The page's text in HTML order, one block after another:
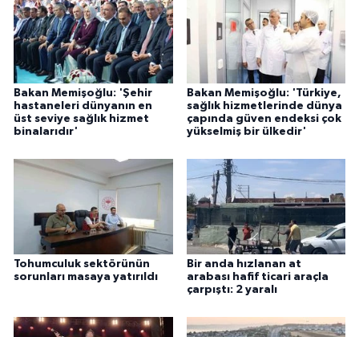
Bakan Memişoğlu: 'Şehir
hastaneleri dünyanın en
üst seviye sağlık hizmet
binalarıdır'
Bakan Memişoğlu: 'Türkiye,
sağlık hizmetlerinde dünya
çapında güven endeksi çok
yükselmiş bir ülkedir'
Tohumculuk sektörünün
sorunları masaya yatırıldı
Bir anda hızlanan at
arabası hafif ticari araçla
çarpıştı: 2 yaralı